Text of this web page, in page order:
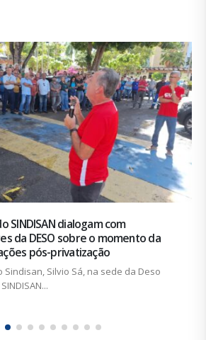
SINDISAN dialogam com
da DESO sobre o momento da
pós-privatização
Sindisan, Silvio Sá, na sede da Deso